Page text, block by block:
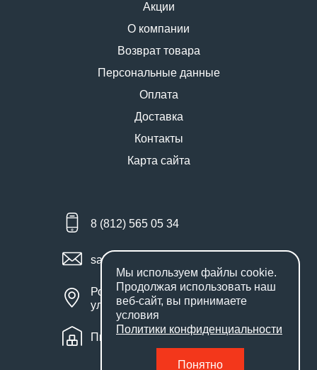
Акции
О компании
Возврат товара
Персональные данные
Оплата
Доставка
Контакты
Карта сайта
8 (812) 565 05 34
sales@miniworks.ru
Россия, Санкт-Петербург,
улица Маршала Новикова, 28Е
Пн – Пт: с 9:00 до 18:00
Мы используем файлы cookie.
Продолжая использовать наш
веб-сайт, вы принимаете
условия
Политики конфиденциальности
Понятно